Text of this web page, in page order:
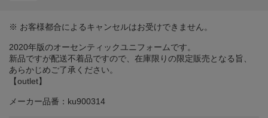
※ お客様都合によるキャンセルはお受けできません。
2020年版のオーセンティックユニフォームです。
新品ですが配送不着品ですので、在庫限りの限定販売となる旨、
あらかじめご了承ください。
【outlet】
メーカー品番：ku900314